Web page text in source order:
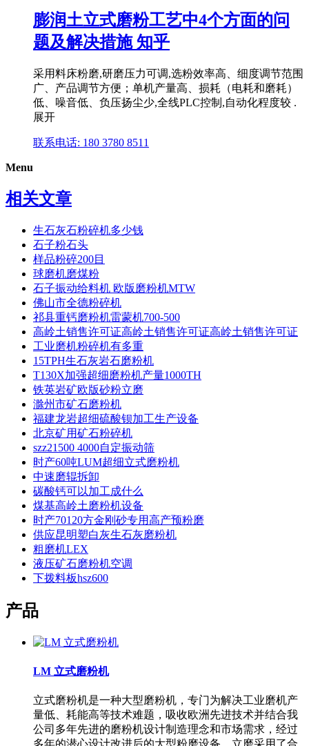
膨润土立式磨粉工艺中4个方面的问
题及解决措施 知乎
采用料床粉磨,研磨压力可调,选粉效率高、细度调节范围
广、产品调节方便；单机产量高、损耗（电耗和磨耗）
低、噪音低、负压扬尘少,全线PLC控制,自动化程度较 .
展开
联系电话: 180 3780 8511
Menu
相关文章
生石灰石粉碎机多少钱
石子粉石头
样品粉碎200目
球磨机磨煤粉
石子振动给料机 欧版磨粉机MTW
佛山市全德粉碎机
祁县重钙磨粉机雷蒙机700-500
高岭土销售许可证高岭土销售许可证高岭土销售许可证
工业磨机粉碎机有多重
15TPH生石灰岩石磨粉机
T130X加强超细磨粉机产量1000TH
铁英岩矿欧版砂粉立磨
滁州市矿石磨粉机
福建龙岩超细硫酸钡加工生产设备
北京矿用矿石粉碎机
szz21500 4000自定振动筛
时产60吨LUM超细立式磨粉机
中速磨辊拆卸
碳酸钙可以加工成什么
煤基高岭土磨粉机设备
时产70120方金刚砂专用高产预粉磨
供应昆明塑白灰生石灰磨粉机
粗磨机LEX
液压矿石磨粉机空调
下拨料板hsz600
产品
LM 立式磨粉机
立式磨粉机是一种大型磨粉机，专门为解决工业磨机产
量低、耗能高等技术难题，吸收欧洲先进技术并结合我
公司多年先进的磨粉机设计制造理念和市场需求，经过